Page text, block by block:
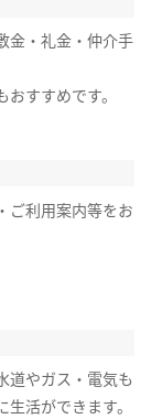
金・礼金・仲介手
すすめです。
ご利用案内等をお
道やガス・電気も
活ができます。